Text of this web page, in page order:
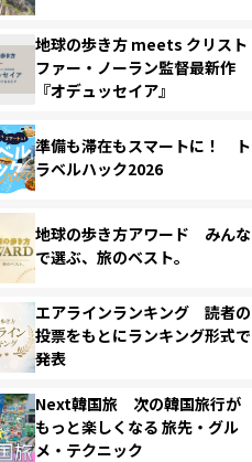
地球の歩き方 meets クリスト
ファー・ノーラン監督最新作
『オデュッセイア』
準備も滞在もスマートに！ ト
ラベルハック2026
地球の歩き方アワード みんな
で選ぶ、旅のベスト。
エアラインランキング 読者の
投票をもとにランキング形式で
発表
Next韓国旅 次の韓国旅行が
もっと楽しくなる 旅先・グル
メ・テクニック